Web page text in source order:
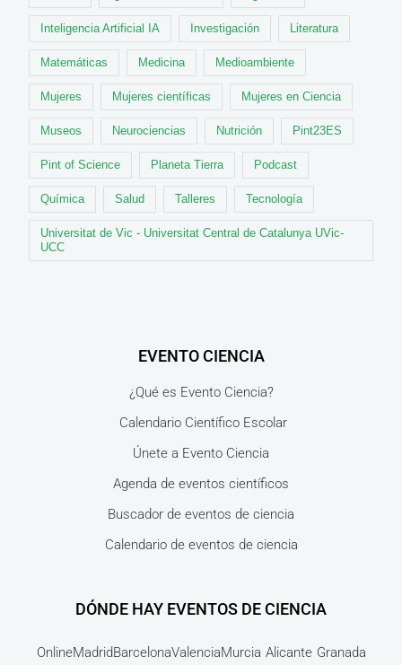
Inteligencia Artificial IA Investigación Literatura
Matemáticas Medicina Medioambiente
Mujeres Mujeres científicas Mujeres en Ciencia
Museos Neurociencias Nutrición Pint23ES
Pint of Science Planeta Tierra Podcast
Química Salud Talleres Tecnología
Universitat de Vic - Universitat Central de Catalunya UVic-
UCC
EVENTO CIENCIA
¿Qué es Evento Ciencia?
Calendario Científico Escolar
Únete a Evento Ciencia
Agenda de eventos científicos
Buscador de eventos de ciencia
Calendario de eventos de ciencia
DÓNDE HAY EVENTOS DE CIENCIA
OnlineMadridBarcelonaValenciaMurcia Alicante Granada